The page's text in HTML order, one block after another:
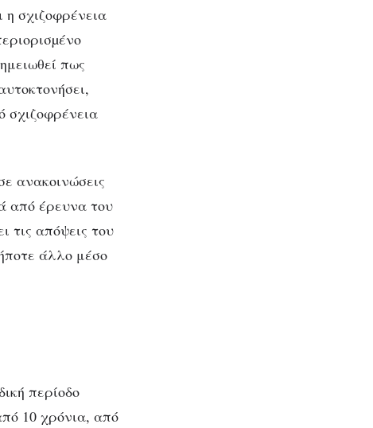
η σχιζοφρένεια
πως
ανακοινώσεις
από έρευνα του
τις απόψεις του
άλλο μέσο
περίοδο
10 χρόνια, από